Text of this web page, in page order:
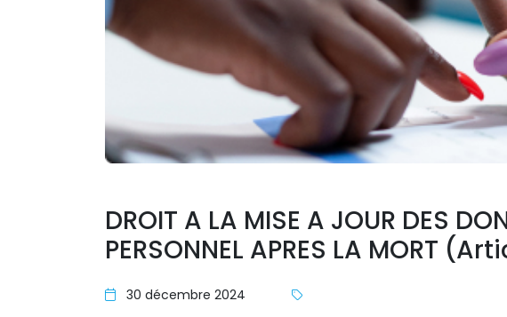
DROIT A LA MISE A JOUR DES
PERSONNEL APRES LA MORT
30 décembre 2024